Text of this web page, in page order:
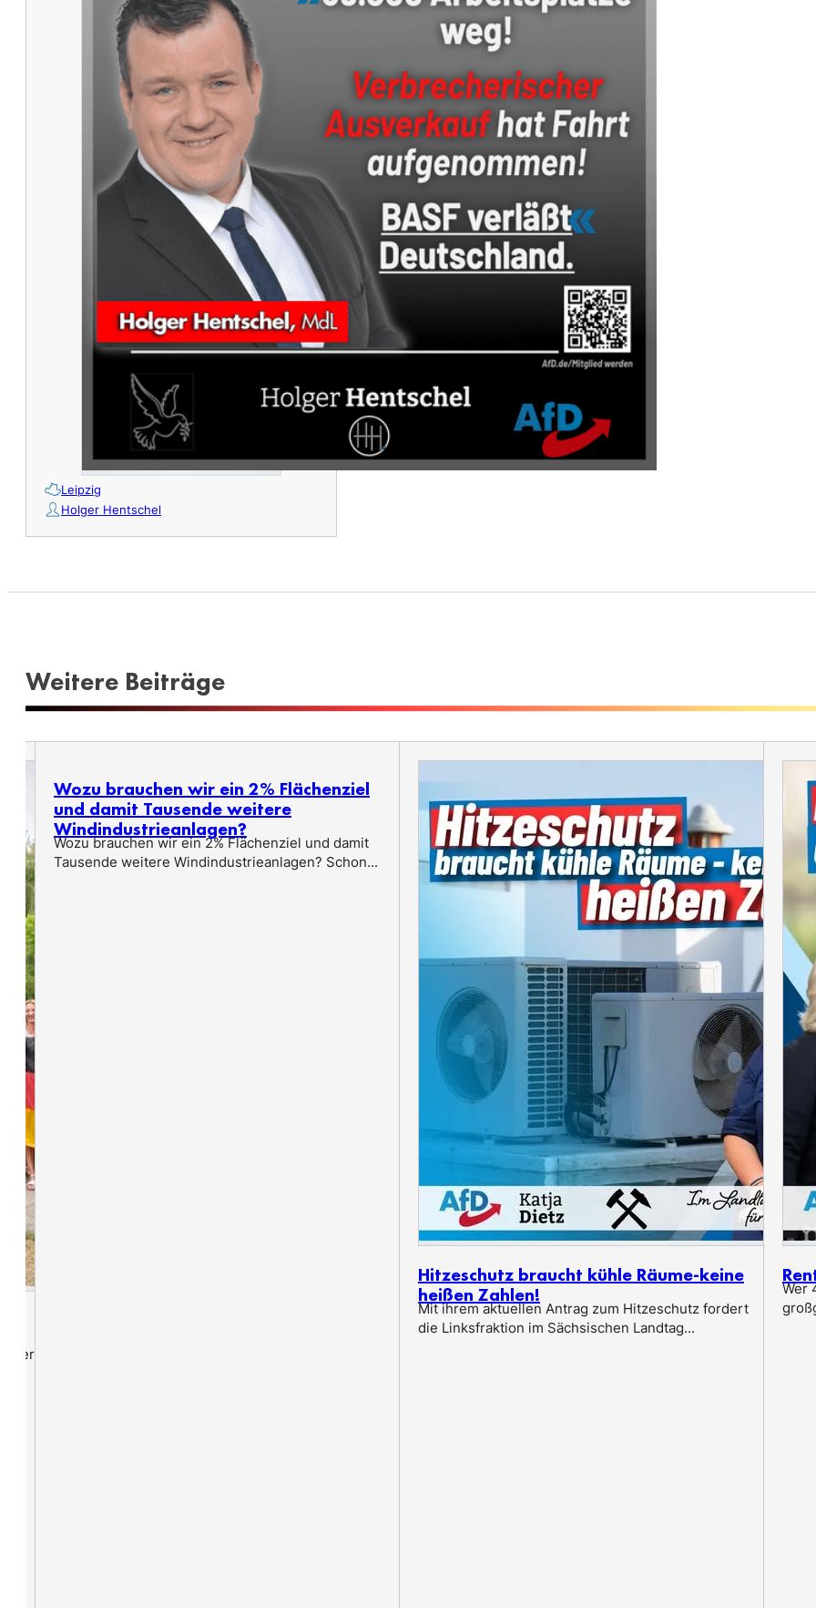
Leipzig
Holger Hentschel
Weitere Beiträge
Wozu brauchen wir ein 2% Flächenziel
und damit Tausende weitere
Windindustrieanlagen?
Wozu brauchen wir ein 2% Flächenziel und damit
Tausende weitere Windindustrieanlagen? Schon...
Hitzeschutz braucht kühle Räume-keine
heißen Zahlen!
Mit ihrem aktuellen Antrag zum Hitzeschutz fordert
die Linksfraktion im Sächsischen Landtag...
Wer